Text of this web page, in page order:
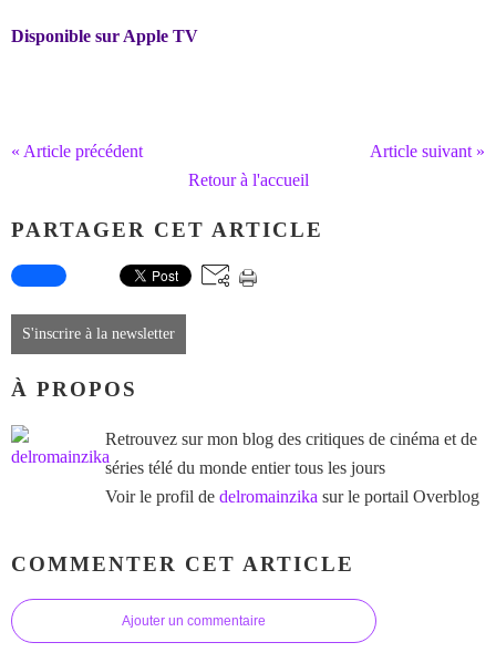
Disponible sur Apple TV
« Article précédent
Article suivant »
Retour à l'accueil
PARTAGER CET ARTICLE
S'inscrire à la newsletter
À PROPOS
Retrouvez sur mon blog des critiques de cinéma et de
séries télé du monde entier tous les jours
Voir le profil de delromainzika sur le portail Overblog
COMMENTER CET ARTICLE
Ajouter un commentaire